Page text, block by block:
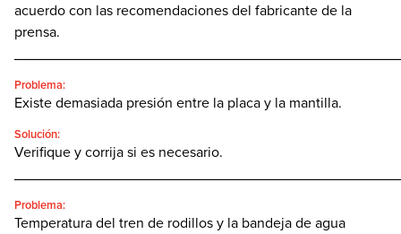
acuerdo con las recomendaciones del fabricante de la
prensa.
Problema:
Existe demasiada presión entre la placa y la mantilla.
Solución:
Verifique y corrija si es necesario.
Problema:
Temperatura del tren de rodillos y la bandeja de agua